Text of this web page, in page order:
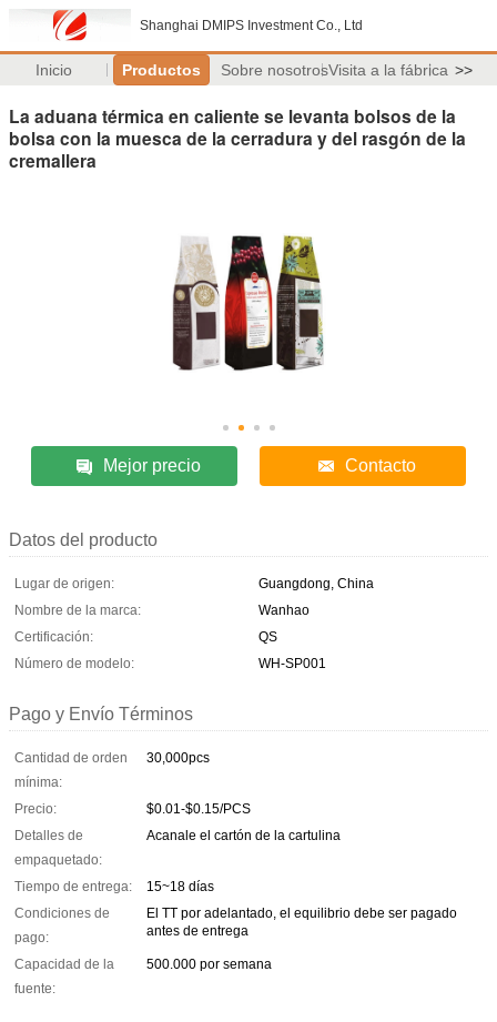
Shanghai DMIPS Investment Co., Ltd
Inicio Productos Sobre nosotrosVisita a la fábrica >>
La aduana térmica en caliente se levanta bolsos de la
bolsa con la muesca de la cerradura y del rasgón de la
cremallera
Mejor precio Contacto
Datos del producto
Lugar de origen:
Guangdong, China
Nombre de la marca:
Wanhao
Certificación:
QS
Número de modelo:
WH-SP001
Pago y Envío Términos
Cantidad de orden
mínima:
30,000pcs
Precio:
$0.01-$0.15/PCS
Detalles de
empaquetado:
Acanale el cartón de la cartulina
Tiempo de entrega:
15~18 días
Condiciones de
pago:
El TT por adelantado, el equilibrio debe ser pagado
antes de entrega
Capacidad de la
fuente:
500.000 por semana